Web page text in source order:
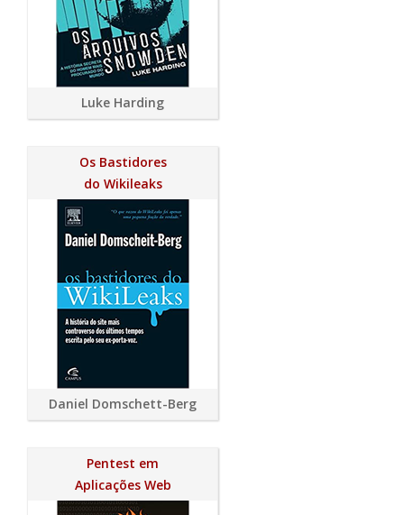
Luke Harding
Os Bastidores
do Wikileaks
Daniel Domschett-Berg
Pentest em
Aplicações Web